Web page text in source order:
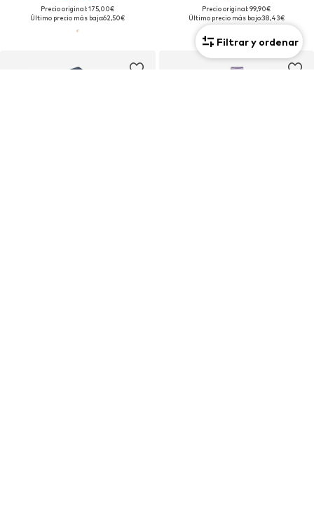
Precio original: 175,00€
Último precio más bajo:62,50€
Precio original: 99,90€
Último precio más bajo:38,43€
Filtrar y ordenar